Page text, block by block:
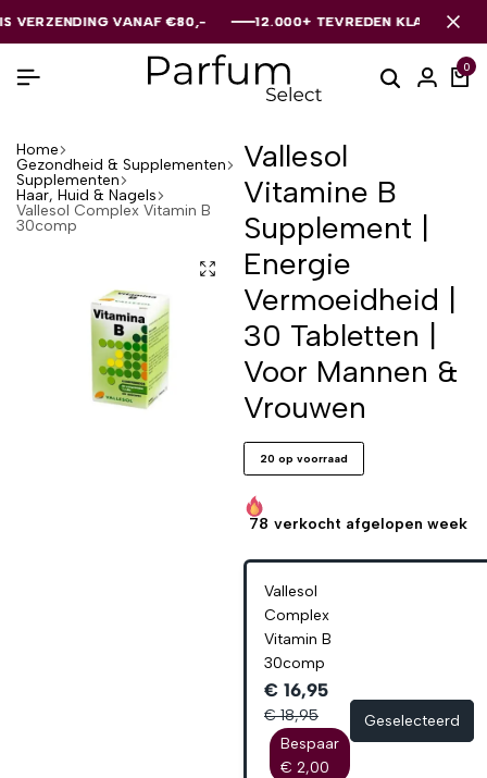
VANAF €80,- 12.000+ TEVREDEN KLANTEN
VANAF €80,- 12.000+ TEVREDEN KLANTEN
VANAF €80,- 12.000+ TEVREDEN KLANTEN
0
Home
Gezondheid & Supplementen
Supplementen
Haar, Huid & Nagels
Vallesol Complex Vitamin B
30comp
Vallesol
Vitamine B
Supplement |
Energie
Vermoeidheid |
30 Tabletten |
Voor Mannen &
Vrouwen
20 op voorraad
78 verkocht afgelopen week
Vallesol
Complex
Vitamin B
30comp
€ 16,95
€ 18,95
Bespaar
€ 2,00
Geselecteerd